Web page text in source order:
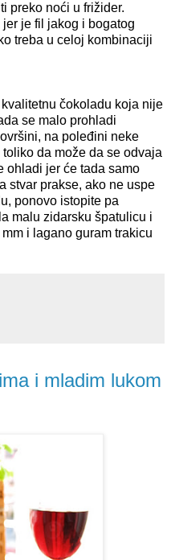
preko noći u frižider.
je fil jakog i bogatog
treba u celoj kombinaciji
čokoladu koja nije
se malo prohladi
na poleđini neke
da može da se odvaja
ohladi jer će tada samo
stvar prakse, ako ne uspe
ponovo istopite pa
malu zidarsku špatulicu i
i lagano guram trakicu
i mladim lukom